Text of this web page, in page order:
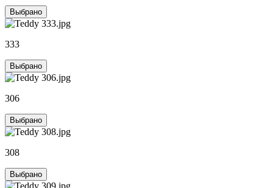
Выбрано
333
Выбрано
306
Выбрано
308
Выбрано